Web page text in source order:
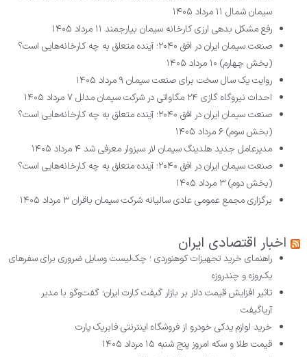
سیمان شمال ۱۱ مرداد ۱۴۰۵
رفع مشکل بدهی ارزی کارخانه سیمان بیارجمند ۱۱ مرداد ۱۴۰۵
صنعت سیمان ایران در افق ۲۰۴۰؛ آینده متعلق به چه کارخانه‌هایی است؟
(بخش چهارم) ۱۰ مرداد ۱۴۰۵
روایت یک سال سخت برای صنعت سیمان۹ مرداد ۱۴۰۵
احداث نیروگاه گازی ۲۴ مگاواتی در شرکت سیمان مدلل
۷ مرداد ۱۴۰۵
صنعت سیمان ایران در افق ۲۰۴۰؛ آینده متعلق به چه کارخانه‌هایی است؟
(بخش سوم)۶ مرداد ۱۴۰۵
مدیرعامل جدید هلدینگ سیمان لار سبزوار معرفی شد ۴ مرداد ۱۴۰۵
صنعت سیمان ایران در افق ۲۰۴۰؛ آینده متعلق به چه کارخانه‌هایی است؟
(بخش دوم)۳ مرداد ۱۴۰۵
برگزاری مجمع عمومی عادی سالیانه شرکت سیمان باقران۳ مرداد ۱۴۰۵
اخبار اقتصادی ایران
راهنمای خرید تجهیزات کوهنوردی ؛ چک‌لیست وسایل ضروری برای سفرهای
یک‌روزه و چندروزه
تاثیر افزایش قیمت دلار بر بازار گیفت کارت ایران؛ گفت‌وگو با مدیر
آریاگیفت
خرید لوازم یدکی خودرو از فروشگاه اینترنتی فابریک پارت
قیمت طلا و سکه امروز پنج شنبه ۱۵ مرداد ۱۴۰۵